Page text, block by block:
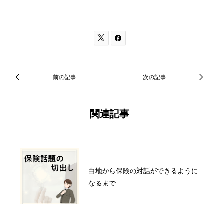
 
 前の記事 次の記事 
関連記事
白地から保険の対話ができるように
なるまで…